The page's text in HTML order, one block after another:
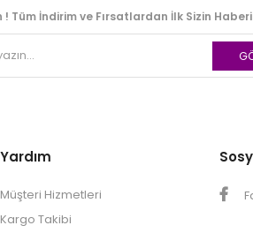
! Tüm İndirim ve Fırsatlardan İlk Sizin
Yardım
Müşteri Hizmetleri
Kargo Takibi